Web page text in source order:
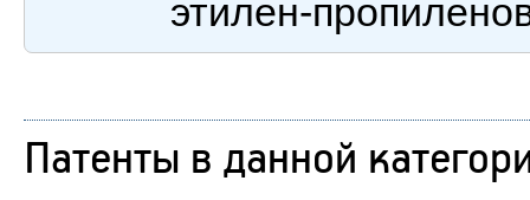
этилен-
Патенты в данной